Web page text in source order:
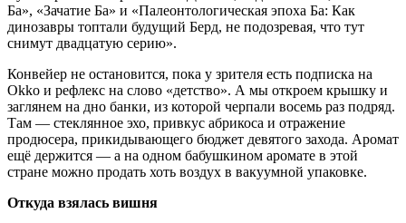
Ба», «Зачатие Ба» и «Палеонтологическая эпоха Ба: Как
динозавры топтали будущий Берд, не подозревая, что тут
снимут двадцатую серию».
Конвейер не остановится, пока у зрителя есть подписка на
Okko и рефлекс на слово «детство». А мы откроем крышку и
заглянем на дно банки, из которой черпали восемь раз подряд.
Там — стеклянное эхо, привкус абрикоса и отражение
продюсера, прикидывающего бюджет девятого захода. Аромат
ещё держится — а на одном бабушкином аромате в этой
стране можно продать хоть воздух в вакуумной упаковке.
Откуда взялась вишня